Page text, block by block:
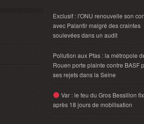
Exclusif : l'ONU renouvelle son
avec Palantir malgré des craintes
soulevées dans un audit
Pollution aux Pfas : la métropole
Rouen porte plainte contre BASF
ses rejets dans la Seine
Var : le feu du Gros Bessillon
après 18 jours de mobilisation